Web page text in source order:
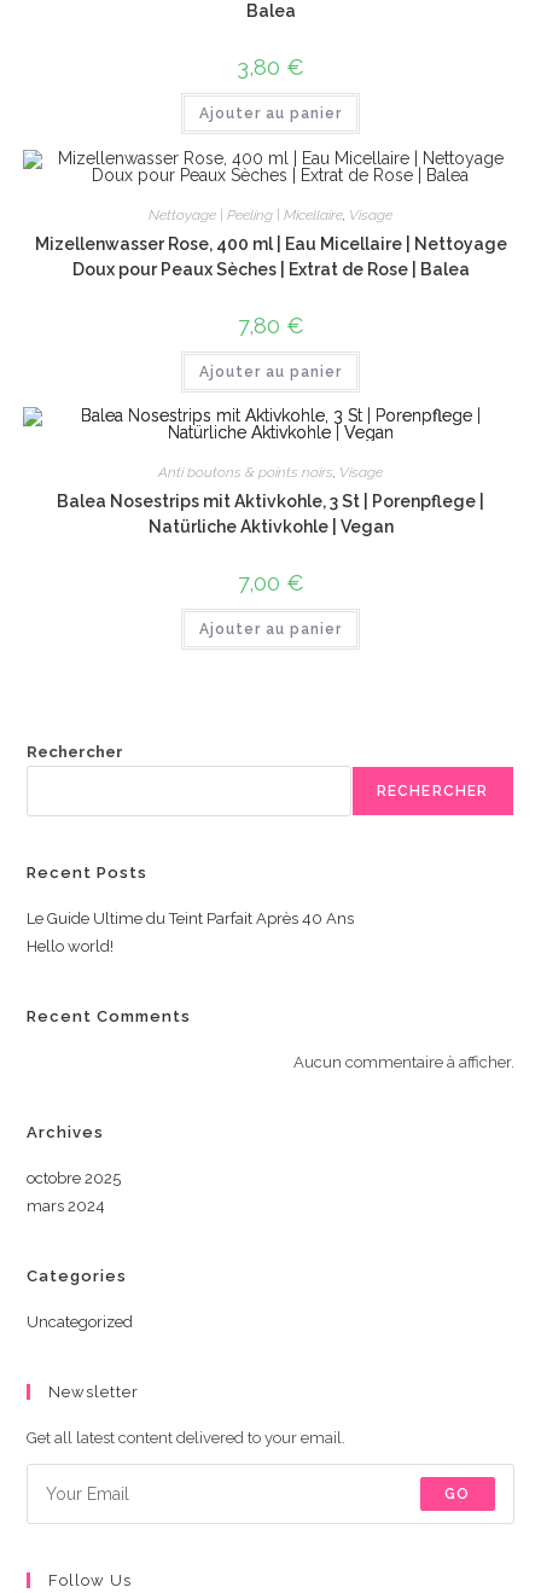
Balea
3,80 €
Ajouter au panier
Nettoyage | Peeling | Micellaire Visage
Mizellenwasser Rose, 400 ml | Eau Micellaire | Nettoyage
Doux pour Peaux Sèches | Extrat de Rose | Balea
7,80 €
Ajouter au panier
Anti boutons & points noirs, Visage
Balea Nosestrips mit Aktivkohle, 3 St | Porenpflege |
Natürliche Aktivkohle | Vegan
7,00 €
Ajouter au panier
Rechercher
RECHERCHER
Recent Posts
Le Guide Ultime du Teint Parfait Après 40 Ans
Hello world!
Recent Comments
Aucun commentaire à afficher.
Archives
octobre 2025
mars 2024
Categories
Uncategorized
Newsletter
Get all latest content delivered to your email.
GO
Follow Us